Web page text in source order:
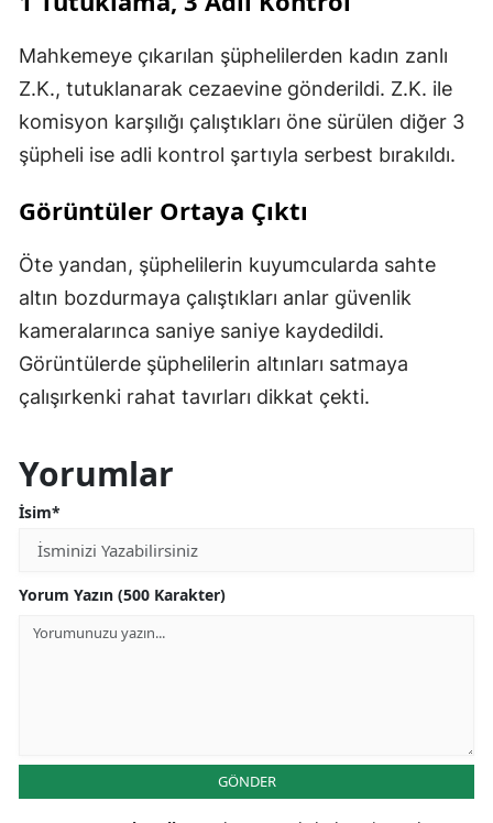
Mahkemeye çıkarılan şüphelilerden kadın zanlı
Z.K., tutuklanarak cezaevine gönderildi. Z.K. ile
komisyon karşılığı çalıştıkları öne sürülen diğer 3
şüpheli ise adli kontrol şartıyla serbest bırakıldı.
Görüntüler Ortaya Çıktı
Öte yandan, şüphelilerin kuyumcularda sahte
altın bozdurmaya çalıştıkları anlar güvenlik
kameralarınca saniye saniye kaydedildi.
Görüntülerde şüphelilerin altınları satmaya
çalışırkenki rahat tavırları dikkat çekti.
Yorumlar
İsim*
Yorum Yazın (500 Karakter)
GÖNDER